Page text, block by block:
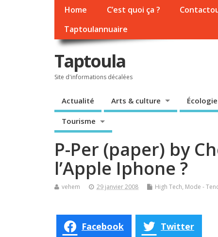
Home C’est quoi ça ?
Taptoulannuaire
Taptoula
Site d'informations décalées
Actualité Arts & culture Écologie
Tourisme
P-Per (paper) by
l’Apple Iphone ?
vehem 29 janvier 2008 High Tech, Mode -
Facebook Twitter